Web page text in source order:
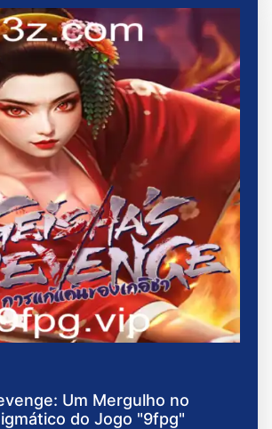
Um Mergulho no
do Jogo "9fpg"